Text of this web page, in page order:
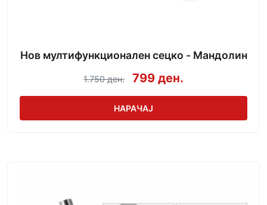
Нов мултифункционален сецко - Мандолин
1.750 ден. 799 ден.
НАРАЧАЈ